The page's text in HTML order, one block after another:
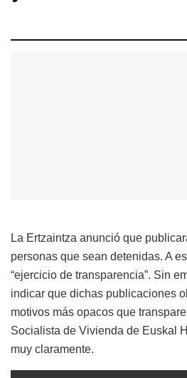
La Ertzaintza anunció que
personas que sean detenidas. A
“ejercicio de transparencia”. Sin
indicar que dichas publicaciones
motivos más opacos que
Socialista de Vivienda de Euskal
muy claramente.